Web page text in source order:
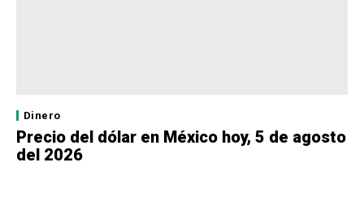
Dinero
Precio del dólar en México hoy, 5 de agosto
del 2026